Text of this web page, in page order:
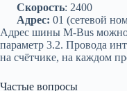
Скорость: 2400
Адрес: 01 (сетевой
Адрес шины M-Bus можно
параметр 3.2. Провода
на счётчике, на каждом
Частые вопросы